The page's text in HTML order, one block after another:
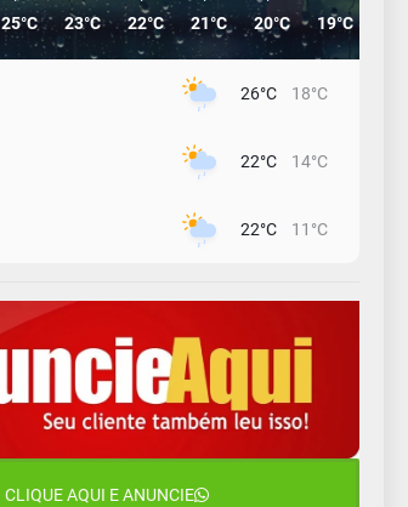
25°C 23°C 22°C 21°C 20°C 19°C
26°C 18°C
22°C 14°C
22°C 11°C
16°C 12°C
15°C 9°C
CLIQUE AQUI E ANUNCIE